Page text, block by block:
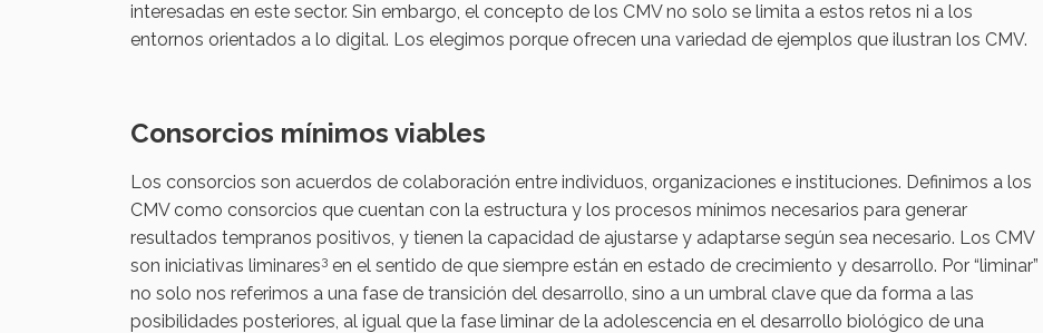
interesadas en este sector. Sin embargo, el concepto de los CMV no solo se limita a estos retos ni a los
entornos orientados a lo digital. Los elegimos porque ofrecen una variedad de ejemplos que ilustran los CMV.
Consorcios mínimos viables
Los consorcios son acuerdos de colaboración entre individuos, organizaciones e instituciones. Definimos a los
CMV como consorcios que cuentan con la estructura y los procesos mínimos necesarios para generar
resultados tempranos positivos, y tienen la capacidad de ajustarse y adaptarse según sea necesario. Los CMV
son iniciativas liminares3 en el sentido de que siempre están en estado de crecimiento y desarrollo. Por “liminar”
no solo nos referimos a una fase de transición del desarrollo, sino a un umbral clave que da forma a las
posibilidades posteriores, al igual que la fase liminar de la adolescencia en el desarrollo biológico de una